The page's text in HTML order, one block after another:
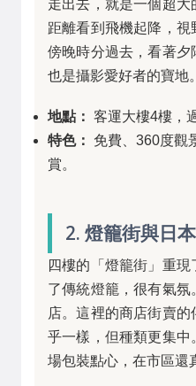
走出去，就是一個超
距離看到飛機起降，
傍晚時分過去，看著夕
也是攝影愛好者的寶地。
地點： 客運大樓4樓，
特色：
免費、360度觀
賞。
2. 燈籠街與日
四樓的「燈籠街」重
了傳統燈籠，很有氣
店。這裡的商店街賣
乎一樣，但種類更集
場包裝點心，在市區還